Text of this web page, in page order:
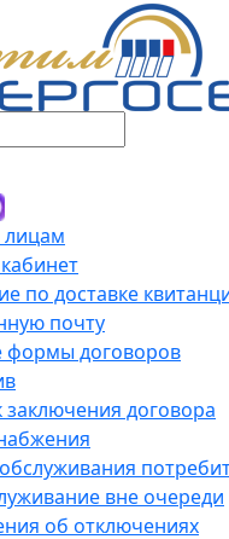
по доставке
почту
формы договоров
договора
вне очереди
об отключениях